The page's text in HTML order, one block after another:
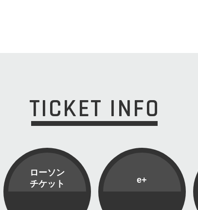
TICKET INFO
ローソン
チケット
e+